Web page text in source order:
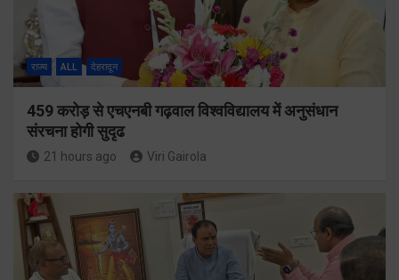
राज्य ALL देहरादून
459 करोड़ से एचएनबी गढ़वाल विश्वविद्यालय में अनुसंधान
संरचना होगी सुदृढ
21 hours ago Viri Gairola